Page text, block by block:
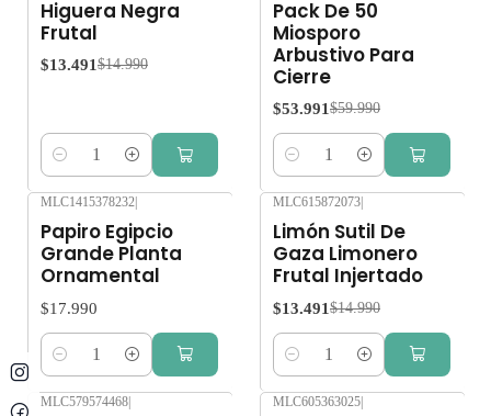
Higuera Negra
Frutal
$13.491 $14.990
Cantidad
Pack De 50
Miosporo
Arbustivo Para
Cierre
$53.991 $59.990
Cantidad
MLC1415378232
Papiro Egipcio
Grande Planta
Ornamental
$17.990
Cantidad
MLC615872073
Limón Sutil De
Gaza Limonero
Frutal Injertado
$13.491 $14.990
Cantidad
MLC579574468| MLC605363025|